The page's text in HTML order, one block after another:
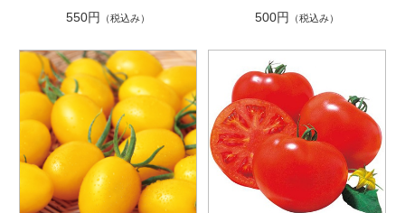
550円 （税込み）
500円
（税込み）